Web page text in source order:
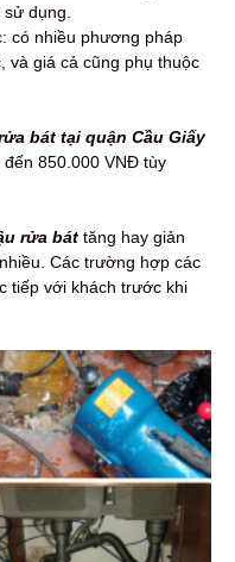
dụng.
có nhiều phương pháp
và giá cả cũng phụ thuộc
bát tại quận Cầu Giấy
850.000 VNĐ tùy
rửa bát tăng hay giản
Các trường hợp các
tiếp với khách trước khi